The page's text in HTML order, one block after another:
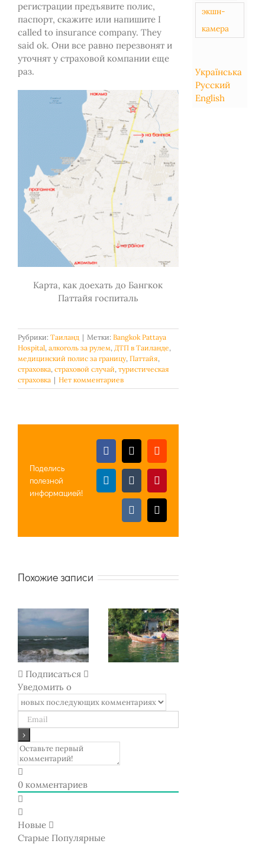
регистрации предъявите полис,
паспорт, скажите или напишите I
called to insurance company. They
said ok. Они все равно перезвонят и
уточнят у страховой компании еще
раз.
Карта, как доехать до Бангкок
Паттайя госпиталь
Рубрики: Таиланд | Метки: Bangkok Pattaya
Hospital алкоголь за рулем ДТП в Таиланде
медицинский полис за границу, Паттайя
страховка страховой случай туристическая
страховка | Нет комментариев
Поделись
полезной
информацией!
Facebook
X Reddit
LinkedInTumblrPinterest
Vk Email
Похожие записи
Климат и
погода в
Таиланде
Сервис и
деловая
жизнь в
Таиланде
Подписаться
Уведомить о
0 комментариев
Новые
Старые Популярные
экшн-
камера
Українська
Русский
English